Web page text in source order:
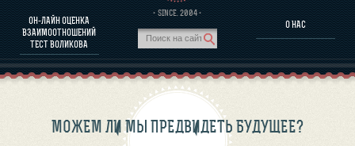
ОН-ЛАЙН ОЦЕНКА
ВЗАИМООТНОШЕНИЙ
ТЕСТ ВОЛИКОВА
· SINCE. 2004 ·
О НАС
О ПРОГРАММЕ
ПРОГНОЗЫ И АНАЛИТИКА
МОЖЕМ ЛИ МЫ ПРЕДВИДЕТЬ БУДУЩЕЕ?